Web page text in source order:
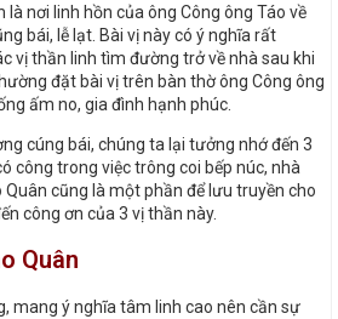
là nơi linh hồn của ông Công ông Táo về
bái, lễ lạt. Bài vị này có ý nghĩa rất
vị thần linh tìm đường trở về nhà sau khi
đặt bài vị trên bàn thờ ông Công ông
ấm no, gia đình hạnh phúc.
cúng bái, chúng ta lại tưởng nhớ đến 3
công trong việc trông coi bếp núc, nhà
cũng là một phần để lưu truyền cho
công ơn của 3 vị thần này.
Quân
mang ý nghĩa tâm linh cao nên cần sự